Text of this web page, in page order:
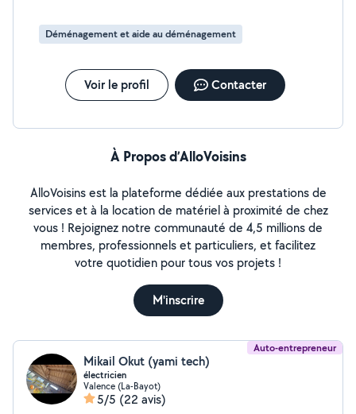
Déménagement et aide au déménagement
Voir le profil Contacter
À Propos d’AlloVoisins
AlloVoisins est la plateforme dédiée aux prestations de
services et à la location de matériel à proximité de chez
vous ! Rejoignez notre communauté de 4,5 millions de
membres, professionnels et particuliers, et facilitez
votre quotidien pour tous vos projets !
M'inscrire
Auto-entrepreneur
Mikail Okut (yami tech)
électricien
Valence (La-Bayot)
5/5 (22 avis)